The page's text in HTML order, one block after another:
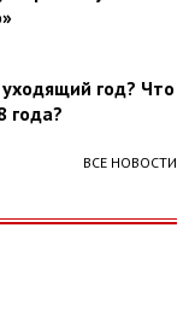
год? Что
года?
ВСЕ НОВОСТИ